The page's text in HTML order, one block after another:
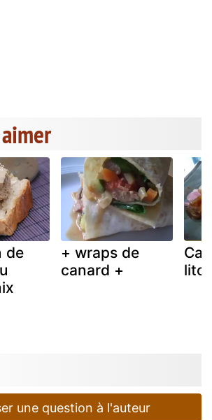
de
+ wraps de
canard +
une question à l'auteur